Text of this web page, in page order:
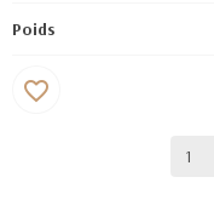
Poids
favorite_border